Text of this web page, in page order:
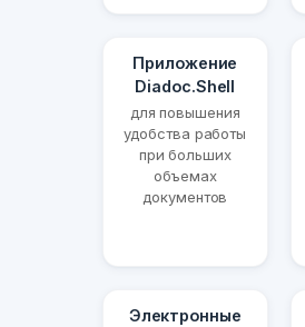
Приложение
Diadoc.Shell
для повышения
удобства работы
при больших
объемах
документов
Электронные